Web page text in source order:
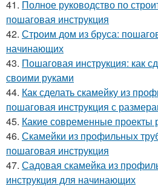
41. Полное руководство по
пошаговая инструкция
42. Строим дом из бруса:
начинающих
43. Пошаговая инструкция: как
своими руками
44. Как сделать скамейку из
пошаговая инструкция с
45. Какие современные проекты
46. Скамейки из профильных
пошаговая инструкция
47. Садовая скамейка из
инструкция для начинающих